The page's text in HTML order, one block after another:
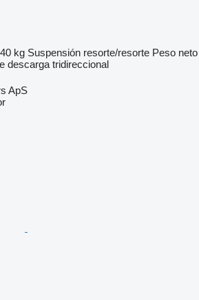
kg Suspensión resorte/resorte Peso neto
descarga tridireccional
ApS